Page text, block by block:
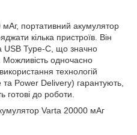
портативний акумулятор
кілька пристроїв. Він
USB Type-C, що значно
Можливість одночасно
технологій
Power Delivery) гарантують,
готові до роботи.